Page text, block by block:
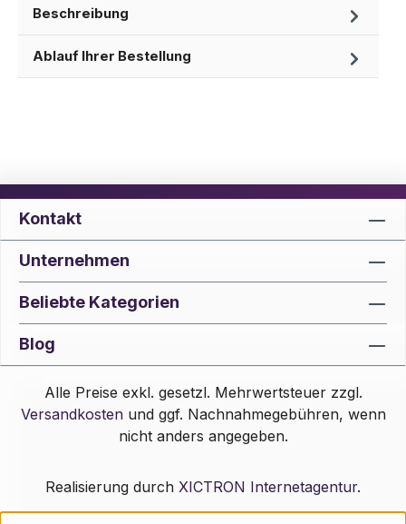
Beschreibung
Ablauf Ihrer Bestellung
Kontakt
Unternehmen
Beliebte Kategorien
Blog
Alle Preise exkl. gesetzl. Mehrwertsteuer zzgl.
Versandkostenund ggf. Nachnahmegebühren, wenn
nicht anders angegeben.
Realisierung durch XICTRON Internetagentur.